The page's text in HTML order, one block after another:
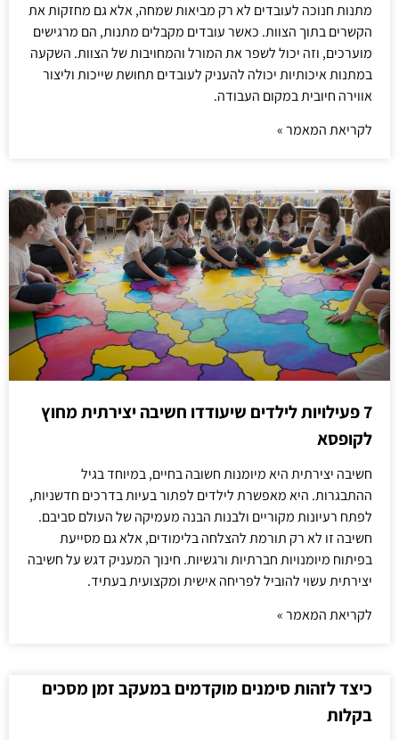
מתנות חנוכה לעובדים לא רק מביאות שמחה, אלא גם מחזקות את
הקשרים בתוך הצוות. כאשר עובדים מקבלים מתנות, הם מרגישים
מוערכים, וזה יכול לשפר את המורל והמחויבות של הצוות. השקעה
במתנות איכותיות יכולה להעניק לעובדים תחושת שייכות וליצור
אווירה חיובית במקום העבודה.
לקריאת המאמר »
7 פעילויות לילדים שיעודדו חשיבה יצירתית מחוץ
לקופסא
חשיבה יצירתית היא מיומנות חשובה בחיים, במיוחד בגיל
ההתבגרות. היא מאפשרת לילדים לפתור בעיות בדרכים חדשניות,
לפתח רעיונות מקוריים ולבנות הבנה מעמיקה של העולם סביבם.
חשיבה זו לא רק תורמת להצלחה בלימודים, אלא גם מסייעת
בפיתוח מיומנויות חברתיות ורגשיות. חינוך המעניק דגש על חשיבה
יצירתית עשוי להוביל לפריחה אישית ומקצועית בעתיד.
לקריאת המאמר »
כיצד לזהות סימנים מוקדמים במעקב זמן מסכים
בקלות